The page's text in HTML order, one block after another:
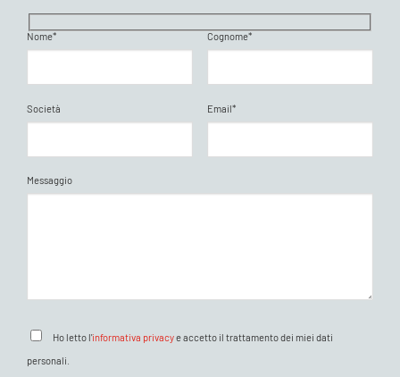
Nome* Cognome*
Società Email*
Messaggio
Ho letto l'informativa privacye accetto il trattamento dei miei dati
personali.